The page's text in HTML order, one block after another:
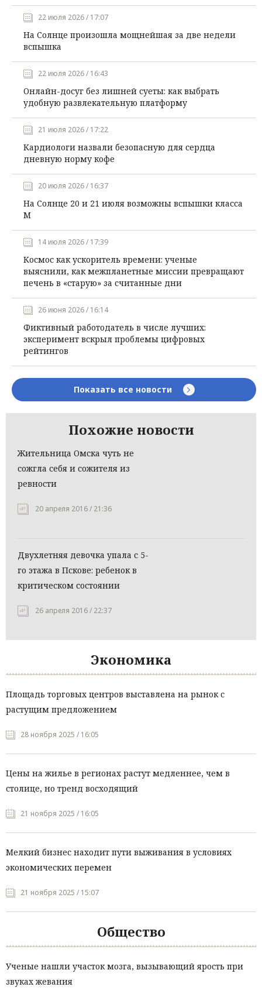
22 июля 2026 / 17:07
На Солнце произошла мощнейшая за две недели
вспышка
22 июля 2026 / 16:43
Онлайн-досуг без лишней суеты: как выбрать
удобную развлекательную платформу
21 июля 2026 / 17:22
Кардиологи назвали безопасную для сердца
дневную норму кофе
20 июля 2026 / 16:37
На Солнце 20 и 21 июля возможны вспышки класса
М
14 июля 2026 / 17:39
Космос как ускоритель времени: ученые
выяснили, как межпланетные миссии превращают
печень в «старую» за считанные дни
26 июня 2026 / 16:14
Фиктивный работодатель в числе лучших:
эксперимент вскрыл проблемы цифровых
рейтингов
Показать все новости
Похожие новости
Жительница Омска чуть не
сожгла себя и сожителя из
ревности
20 апреля 2016 / 21:36
Двухлетняя девочка упала с 5-
го этажа в Пскове: ребенок в
критическом состоянии
26 апреля 2016 / 22:37
Экономика
Площадь торговых центров выставлена на рынок с
растущим предложением
28 ноября 2025 / 16:05
Цены на жилье в регионах растут медленнее, чем в
столице, но тренд восходящий
21 ноября 2025 / 16:05
Мелкий бизнес находит пути выживания в условиях
экономических перемен
21 ноября 2025 / 15:07
Общество
Ученые нашли участок мозга, вызывающий ярость при
звуках жевания